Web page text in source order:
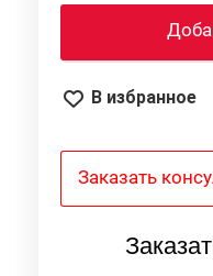
В избранное
Заказать